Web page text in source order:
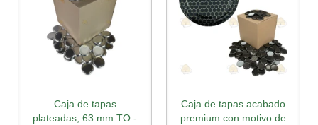
Caja de tapas
plateadas, 63 mm TO -
Caja de tapas acabado
premium con motivo de